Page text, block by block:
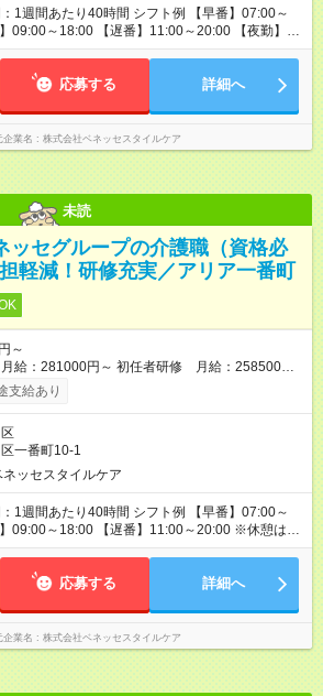
1週間あたり40時間 シフト例 【早番】07:00～
09:00～18:00 【遅番】11:00～20:00 【夜勤】
※休憩は法定通り ※シフト時間はホームによって
1週間あたり40時間 シフト例 【早番】07:00～
※休憩は法定通り ※シフト時間はホームによって
詳細の勤務時間についてはお問合せください。
応募する 詳細へ
企業名 株式会社ベネッセスタイルケア
未読
ッセグループの介護職（資格必
軽減！研修充実／アリア一番町
～
給：281000円～ 初任者研修 月給：258500円
は定期昇給、昇格による基本給アップあり、さら
手当を支給 ※月給は居住支援特別手当を含みま
別手当は、当社入社歴のある場合、金額が変わ
支給あり
一番町10-1
ッセスタイルケア
1週間あたり40時間 シフト例 【早番】07:00～
09:00～18:00 【遅番】11:00～20:00 ※休憩は法
時間はホームによって前後します。 詳細の勤
ト例 【早番】07:00～16:00 【日勤】09:00～
前後します。 詳細の勤務時間についてはお問
応募する 詳細へ
企業名 株式会社ベネッセスタイルケア